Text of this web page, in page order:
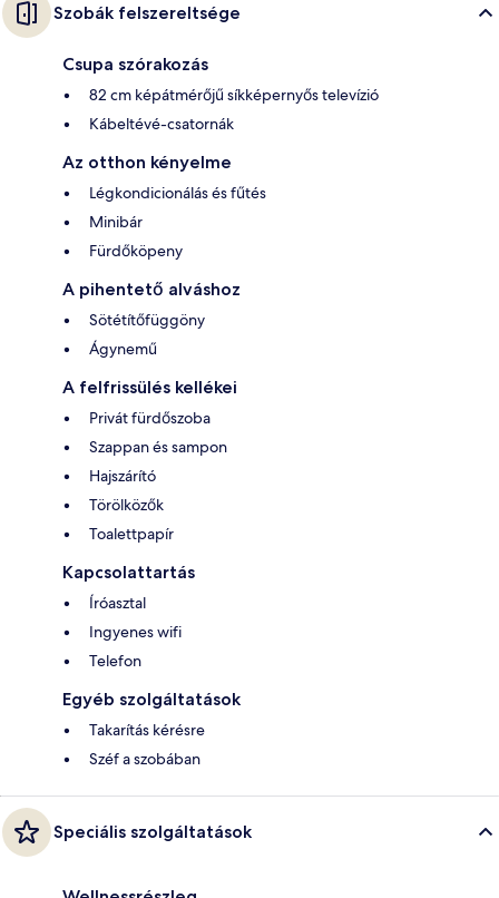
Szobák felszereltsége
Csupa szórakozás
82 cm képátmérőjű síkképernyős televízió
Kábeltévé-csatornák
Az otthon kényelme
Légkondicionálás és fűtés
Minibár
Fürdőköpeny
A pihentető alváshoz
Sötétítőfüggöny
Ágynemű
A felfrissülés kellékei
Privát fürdőszoba
Szappan és sampon
Hajszárító
Törölközők
Toalettpapír
Kapcsolattartás
Íróasztal
Ingyenes wifi
Telefon
Egyéb szolgáltatások
Takarítás kérésre
Széf a szobában
Speciális szolgáltatások